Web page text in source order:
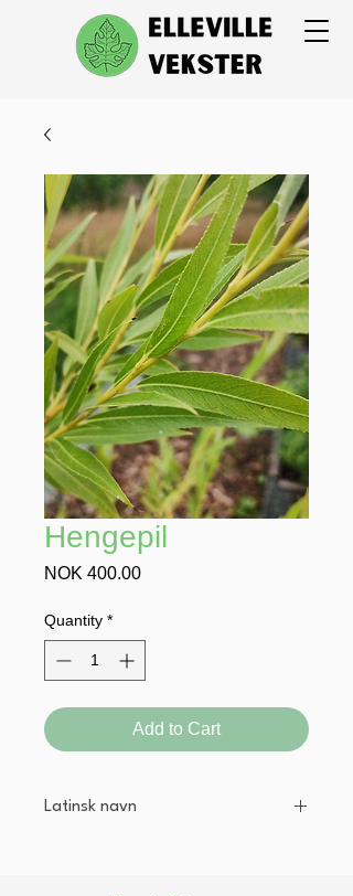
Hengepil
NOK 400.00Price
Quantity *
Add to Cart
Latinsk navn